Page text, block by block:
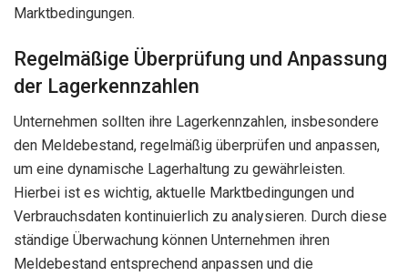
Marktbedingungen.
Regelmäßige Überprüfung und Anpassung
der Lagerkennzahlen
Unternehmen sollten ihre Lagerkennzahlen, insbesondere
den Meldebestand, regelmäßig überprüfen und anpassen,
um eine dynamische Lagerhaltung zu gewährleisten.
Hierbei ist es wichtig, aktuelle Marktbedingungen und
Verbrauchsdaten kontinuierlich zu analysieren. Durch diese
ständige Überwachung können Unternehmen ihren
Meldebestand entsprechend anpassen und die